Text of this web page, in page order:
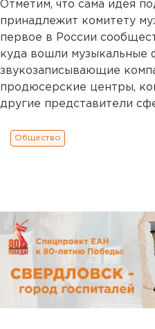
Отметим, что сама идея
принадлежит комитету
первое в России
куда вошли музыкальные
звукозаписывающие
продюсерские центры,
другие представители
Общество